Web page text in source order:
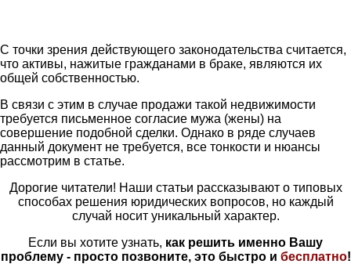
С точки зрения действующего законодательства считается,
что активы, нажитые гражданами в браке, являются их
общей собственностью.
В связи с этим в случае продажи такой недвижимости
требуется письменное согласие мужа (жены) на
совершение подобной сделки. Однако в ряде случаев
данный документ не требуется, все тонкости и нюансы
рассмотрим в статье.
Дорогие читатели! Наши статьи рассказывают о типовых
способах решения юридических вопросов, но каждый
случай носит уникальный характер.
Если вы хотите узнать, как решить именно Вашу
проблему - просто позвоните, это быстро и бесплатно!